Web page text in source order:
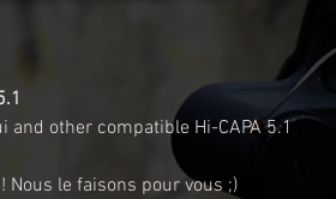
and other compatible Hi-CAPA 5.1
le faisons pour vous ;)